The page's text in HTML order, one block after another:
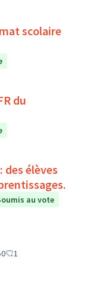
scolaire
du
élèves
au vote
0
1